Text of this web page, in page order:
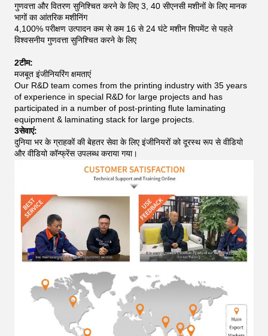
गुणवत्ता और वितरण सुनिश्चित करने के लिए 3, 40 सीएनसी मशीनों के लिए मानक
भागों का आंतरिक मशीनिंग
4,100% परीक्षण उत्पादन कम से कम 16 से 24 घंटे मशीन शिपमेंट से पहले
विश्वसनीय गुणवत्ता सुनिश्चित करने के लिए
2टीम:
मजबूत इंजीनियरिंग क्षमताएं
Our R&D team comes from the printing industry with 35 years
of experience in special R&D for large projects and has
participated in a number of post-printing flute laminating
equipment & laminating stack for large projects.
3सेवाएं:
दुनिया भर के ग्राहकों की बेहतर सेवा के लिए इंजीनियरों को दूरस्थ रूप से वीडियो
और वीडियो कॉन्फ्रेंस उपलब्ध कराया गया।